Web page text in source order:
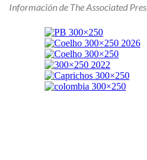
Información de The Associated